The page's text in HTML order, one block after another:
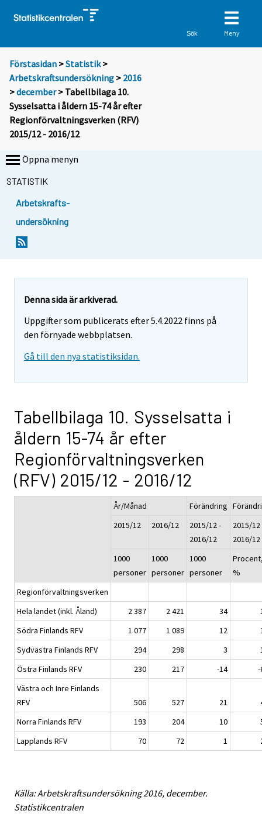
Sök Meny
Förstasidan >Statistik >
Arbetskraftsundersökning > 2016
>december> Tabellbilaga 10.
Sysselsatta i åldern 15-74 år efter
Regionförvaltningsverken (RFV)
2015/12 - 2016/12
Öppna menyn
STATISTIK
Arbetskrafts-
undersökning
Denna sida är arkiverad.
Uppgifter som publicerats efter 5.4.2022 finns på
den förnyade webbplatsen.
Gå till den nya statistiksidan.
Tabellbilaga 10. Sysselsatta i
åldern 15-74 år efter
Regionförvaltningsverken
(RFV) 2015/12 - 2016/12
År/Månad Förändring
2015/12
2016/12
2015/12 -
2016/12
2015/12
2016/12
1000
personer
1000
personer
1000
personer
%
Regionförvaltningsverken
Hela landet (inkl. Åland)
2 387 2 421 34
Södra Finlands RFV
1 077 1 089 12
Sydvästra Finlands RFV
294 298 3
Östra Finlands RFV
230 217 -14
-
Västra och Inre Finlands
RFV
506 527 21
Norra Finlands RFV
193 204 10
Lapplands RFV
70 72 1
Källa: Arbetskraftsundersökning 2016, december.
Statistikcentralen